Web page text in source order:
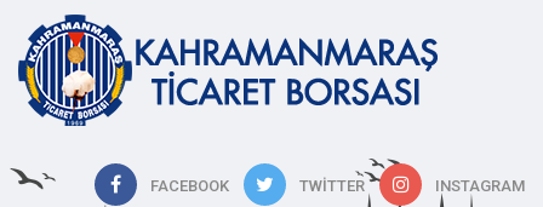
FACEBOOK TWITTER INSTAGRAM